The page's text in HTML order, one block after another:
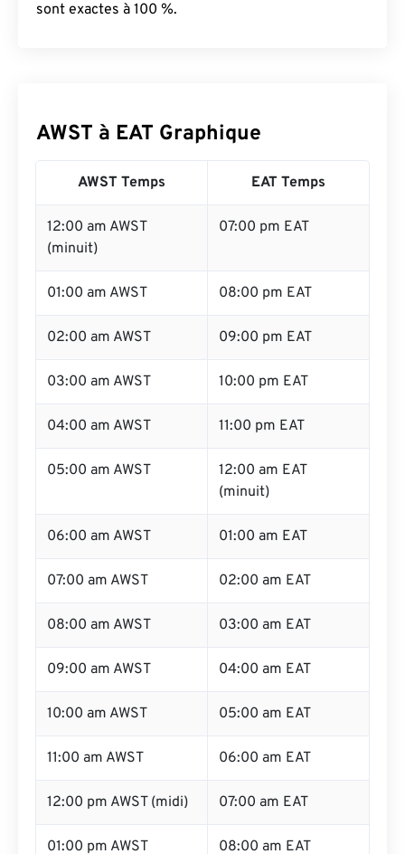
sont exactes à 100 %.
AWST à EAT Graphique
AWST Temps EAT Temps
12:00 am AWST
(minuit)
07:00 pm EAT
01:00 am AWST 08:00 pm EAT
02:00 am AWST 09:00 pm EAT
03:00 am AWST 10:00 pm EAT
04:00 am AWST 11:00 pm EAT
05:00 am AWST
12:00 am EAT
(minuit)
06:00 am AWST 01:00 am EAT
07:00 am AWST 02:00 am EAT
08:00 am AWST 03:00 am EAT
09:00 am AWST 04:00 am EAT
10:00 am AWST 05:00 am EAT
11:00 am AWST 06:00 am EAT
12:00 pm AWST (midi) 07:00 am EAT
01:00 pm AWST 08:00 am EAT